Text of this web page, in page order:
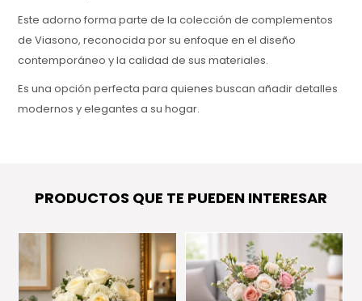
Este adorno forma parte de la colección de complementos
de Viasono, reconocida por su enfoque en el diseño
contemporáneo y la calidad de sus materiales.
Es una opción perfecta para quienes buscan añadir detalles
modernos y elegantes a su hogar.
PRODUCTOS QUE TE PUEDEN INTERESAR